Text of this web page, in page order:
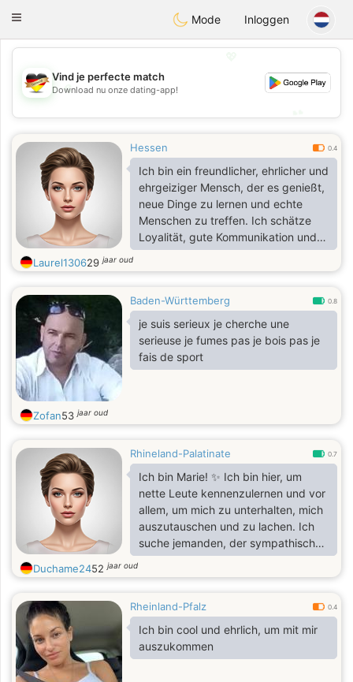
Deutsch Dating
Toggle
Mode Inloggen
💖
💕
Vind je perfecte match
Download nu onze dating-app!
Hessen 0.4
Ich bin ein freundlicher, ehrlicher und
ehrgeiziger Mensch, der es genießt,
neue Dinge zu lernen und echte
Menschen zu treffen. Ich schätze
Loyalität, gute Kommunikation und
gegenseitigen Respekt. Ich glaube,
dass die besten Beziehungen auf
gegenseitiger Unterstützung auf der
Lebensreise basieren.
Laurel130629jaar oud
Baden-Württemberg 0.8
je suis serieux je cherche une
serieuse je fumes pas je bois pas je
fais de sport
Zofan53jaar oud
Rhineland-Palatinate 0.7
Ich bin Marie! ✨ Ich bin hier, um
nette Leute kennenzulernen und vor
allem, um mich zu unterhalten, mich
auszutauschen und zu lachen. Ich
suche jemanden, der sympathisch
ist und mit dem man ganz
unkompliziert schreiben kann. 😉
bist, sei nicht schüchtern 🙈 Bleib
online mit mir! Ich habe total Lust,
dass wir jetzt anfangen zu
schreiben. Schick mir einfach eine
Duchame2452jaar oud
Rheinland-Pfalz 0.4
Ich bin cool und ehrlich, um mit mir
auszukommen